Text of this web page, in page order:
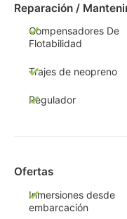
Reparación /
Compensadores De
Flotabilidad
Trajes de neopreno
Regulador
Ofertas
Inmersiones desde
embarcación